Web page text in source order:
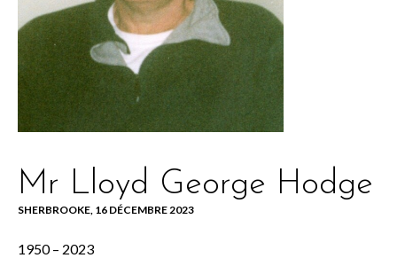
Mr Lloyd George Hodge
SHERBROOKE, 16 DÉCEMBRE 2023
1950 – 2023